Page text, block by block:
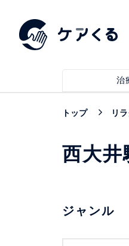
治
トップ リ
西大
ジャンル